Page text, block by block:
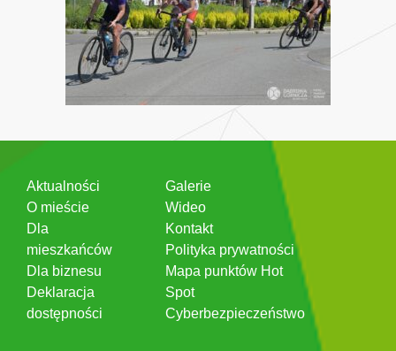
Aktualności
O mieście
Dla
mieszkańców
Dla biznesu
Deklaracja
dostępności
Galerie
Wideo
Kontakt
Polityka prywatności
Mapa punktów Hot
Spot
Cyberbezpieczeństwo